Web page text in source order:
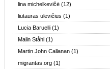
lina michelkevičė (12)
liutauras ulevičius (1)
Lucia Baruelli (1)
Malin Ståhl (1)
Martin John Callanan (1)
migrantas.org (1)